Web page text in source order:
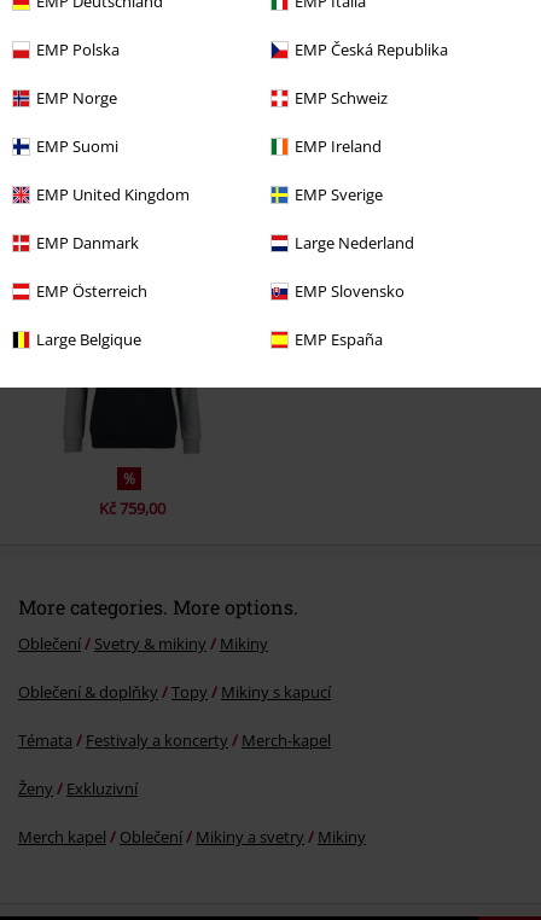
EMP Polska EMP Česká Republika
EMP Norge EMP Schweiz
EMP Suomi EMP Ireland
EMP United Kingdom EMP Sverige
EMP Danmark Large Nederland
EMP Österreich EMP Slovensko
Large Belgique EMP España
Naposledy navštívené
%
Kč 759,00
More categories. More options.
Oblečení Svetry & mikiny Mikiny
Oblečení & doplňky Topy Mikiny s kapucí
Témata Festivaly a koncerty Merch-kapel
Ženy Exkluzivní
Merch kapel Oblečení Mikiny a svetry Mikiny